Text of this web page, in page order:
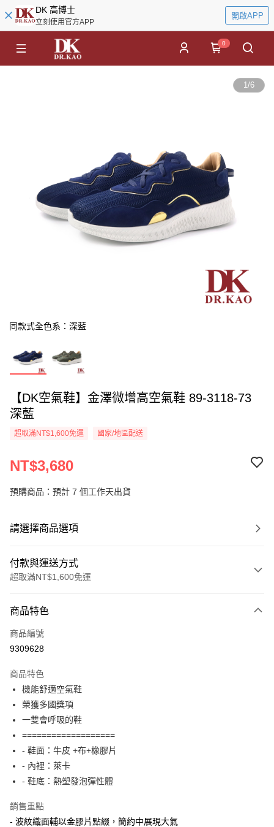
DK 高博士
立刻使用官方APP
開啟APP
0
1/6
同款式全色系：深藍
【DK空氣鞋】金澤微增高空氣鞋 89-3118-73
深藍
超取滿NT$1,600免運 國家/地區配送
NT$3,680
預購商品：預計 7 個工作天出貨
請選擇商品選項
付款與運送方式
超取滿NT$1,600免運
信用卡一次付款
LINE Pay
街口支付
悠遊付
ATM付款
運送方式
付款後全家取貨
每筆NT$100，滿NT$1,600(含以上)免運費
商品特色
商品編號
9309628
商品特色
機能舒適空氣鞋
榮獲多國獎項
一雙會呼吸的鞋
===================
- 鞋面：牛皮 +布+橡膠片
- 內裡：萊卡
- 鞋底：熱塑發泡彈性體
銷售重點
- 波紋織面輔以金膠片點綴，簡約中展現大氣